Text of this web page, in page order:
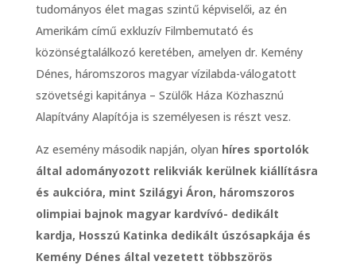
tudományos élet magas szintű képviselői, az én
Amerikám című exkluzív Filmbemutató és
közönségtalálkozó keretében, amelyen dr. Kemény
Dénes, háromszoros magyar vízilabda-válogatott
szövetségi kapitánya – Szülők Háza Közhasznú
Alapítvány Alapítója is személyesen is részt vesz.
Az esemény második napján, olyan híres sportolók
által adományozott relikviák kerülnek kiállításra
és aukcióra, mint Szilágyi Áron, háromszoros
olimpiai bajnok magyar kardvívó- dedikált
kardja, Hosszú Katinka dedikált úszósapkája és
Kemény Dénes által vezetett többszörös